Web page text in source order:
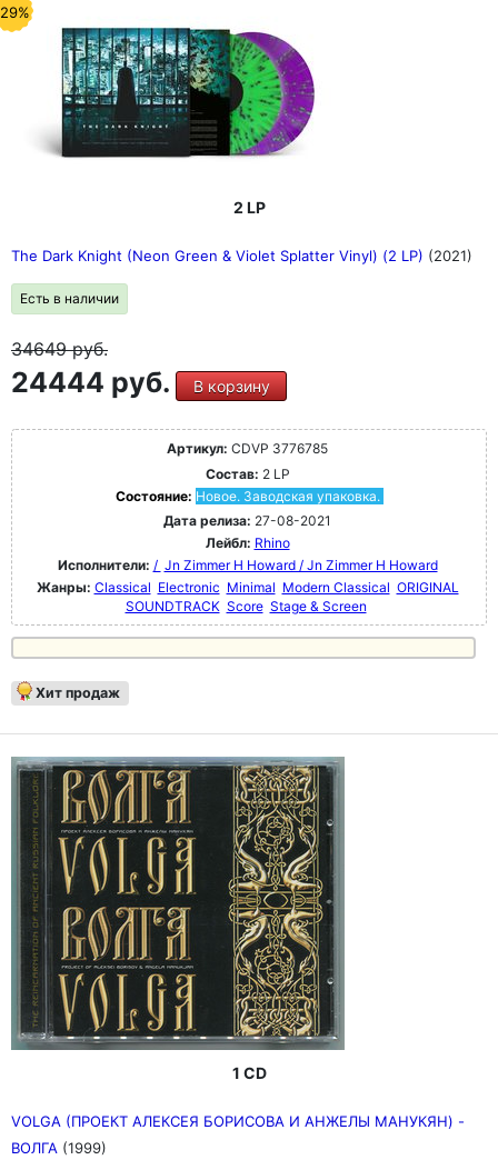
2 LP
The Dark Knight (Neon Green & Violet Splatter Vinyl) (2 LP) (2021)
Есть в наличии
34649руб.
24444 руб. В корзину
Артикул: CDVP 3776785
Состав: 2 LP
Состояние: Новое. Заводская упаковка.
Дата релиза: 27-08-2021
Лейбл: Rhino
Исполнители: / Jn Zimmer H Howard / Jn Zimmer H Howard
Жанры: Classical Electronic Minimal Modern Classical ORIGINAL
SOUNDTRACK Score Stage & Screen
Хит продаж
1 CD
VOLGA (ПРОЕКТ АЛЕКСЕЯ БОРИСОВА И АНЖЕЛЫ МАНУКЯН) -
ВОЛГА (1999)